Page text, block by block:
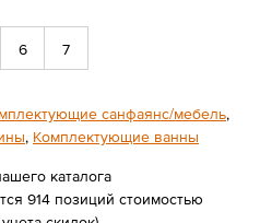
6 7
санфаянс/мебель,
, Комплектующие ванны
каталога
914 позиций стоимостью